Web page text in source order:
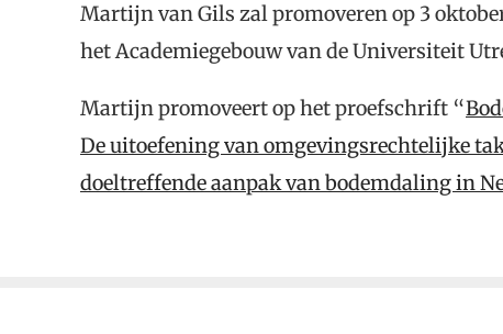
Martijn van Gils zal promoveren op 3
het Academiegebouw van de Universiteit
Martijn promoveert op het proefschrift “
De uitoefening van omgevingsrechtelijke
doeltreffende aanpak van bodemdaling in